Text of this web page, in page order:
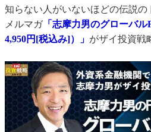
知らない人がいないほどの伝説
メルマガ「志摩力男のグローバル
4,950円[税込み]）」 がザイ投資戦